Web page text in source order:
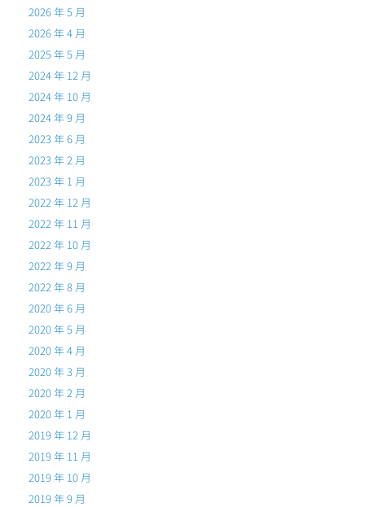
2026 年 5 月
2026 年 4 月
2025 年 5 月
2024 年 12 月
2024 年 10 月
2024 年 9 月
2023 年 6 月
2023 年 2 月
2023 年 1 月
2022 年 12 月
2022 年 11 月
2022 年 10 月
2022 年 9 月
2022 年 8 月
2020 年 6 月
2020 年 5 月
2020 年 4 月
2020 年 3 月
2020 年 2 月
2020 年 1 月
2019 年 12 月
2019 年 11 月
2019 年 10 月
2019 年 9 月